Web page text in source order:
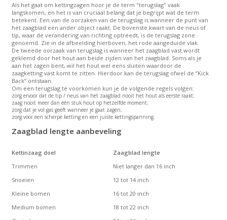
Als het gaat om kettingzagen hoor je de term "terugslag" vaak
langskomen, en het is van cruciaal belang dat je begrijpt wat de term
betekent. Een van de oorzaken van de terugslag is wanneer de punt van
het zaagblad een ander object raakt. De bovenste kwart van de neus of
tip, waar de verandering van richting optreedt, is de terugslag zone
genoemd. Zie in de afbeelding hierboven, het rode aangeduide vlak.
De tweede oorzaak van terugslag is wanneer het zaagblad vast wordt
geklemd door het hout aan beide zijden van het zaagblad. Soms als je
aan het zagen bent, wil het hout wel eens sluiten waardoor de
zaagketting vast komt te zitten. Hierdoor kan de terugslag ofwel de ‘’Kick
Back’’ ontstaan.
Om een terugslag te voorkomen kun je de volgende regels volgen:
zorg ervoor dat de tip / neus van het zaagblad nooit het hout als eerste raakt;
zaag nooit meer dan één stuk hout op hetzelfde moment;
zorg dat je vol gas geeft wanneer je gaat zagen;
zorg voor een scherpe ketting en een juiste kettingspanning.
Zaagblad lengte aanbeveling
Kettinzaag doel
Zaagblad lengte
Trimmen
Niet langer dan 16 inch
Snoeien
12 tot 14 inch
Kleine bomen
16 tot 20 inch
Medium bomen
18 tot 22 inch